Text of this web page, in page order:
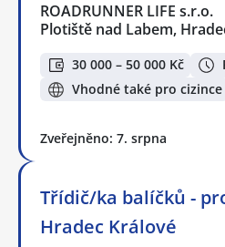
ROADRUNNER LIFE s.r.o.
Plotiště nad Labem,
30 000 – 50 000 Kč
Vhodné také pro cizince
Zveřejněno: 7. srpna
Třídič/ka balíčků -
Hradec Králové